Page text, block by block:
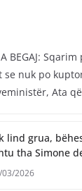
BEGAJ: Sqarim
nuk po
Ata që
lind grua,
tha Simone
2026